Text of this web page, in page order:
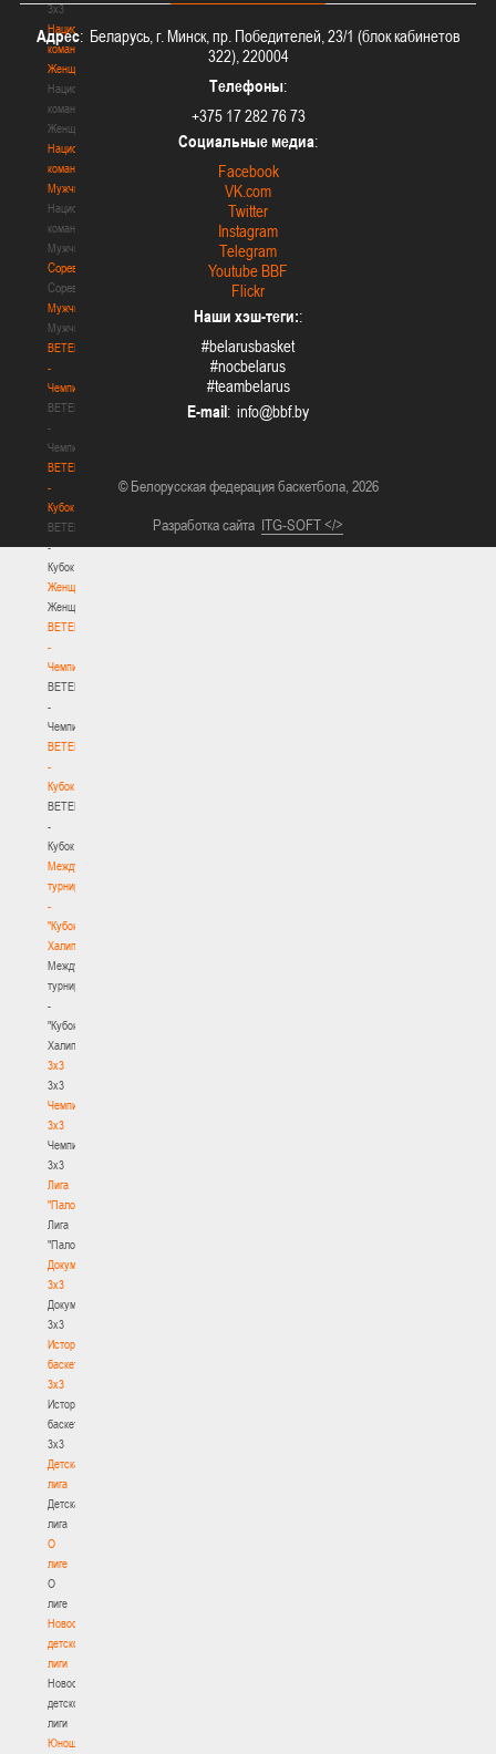
3х3
Национальная
команда.
Женщины
Национальная
команда.
Женщины
Национальная
команда.
Мужчины
Национальная
команда.
Мужчины
Соревнования
Соревнования
Мужчины
Мужчины
BETERA
-
Чемпионат
BETERA
-
Чемпионат
BETERA
-
Кубок
BETERA
-
Кубок
Женщины
Женщины
BETERA
-
Чемпионат
BETERA
-
Чемпионат
BETERA
-
Кубок
BETERA
-
Кубок
Международный
турнир
-
"Кубок
Халипского"
Международный
турнир
-
"Кубок
Халипского"
3x3
3x3
Чемпионат
3х3
Чемпионат
3х3
Лига
"Палова"
Лига
"Палова"
Документы
3х3
Документы
3х3
История
баскетбола
3х3
История
баскетбола
3х3
Детская
лига
Детская
лига
О
лиге
О
лиге
Новости
детской
лиги
Новости
детской
лиги
Юноши
Адрес: Беларусь, г. Минск, пр. Победителей, 23/1 (блок кабинетов
322), 220004
Телефоны:
+375 17 282 76 73
Социальные медиа:
Facebook
VK.com
Twitter
Instagram
Telegram
Youtube BBF
Flickr
Наши хэш-теги::
#belarusbasket
#nocbelarus
#teambelarus
E-mail:
© Белорусская федерация баскетбола, 2026
Разработка сайта ITG-SOFT </>